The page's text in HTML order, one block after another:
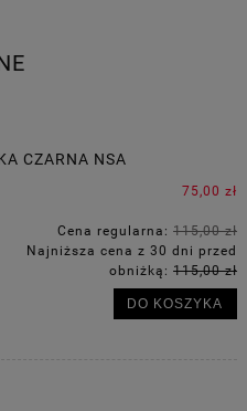
CZARNA NSA
75,00 zł
Cena regularna:115,00 zł
Najniższa cena z 30 dni przed
obniżką:115,00 zł
DO KOSZYKA